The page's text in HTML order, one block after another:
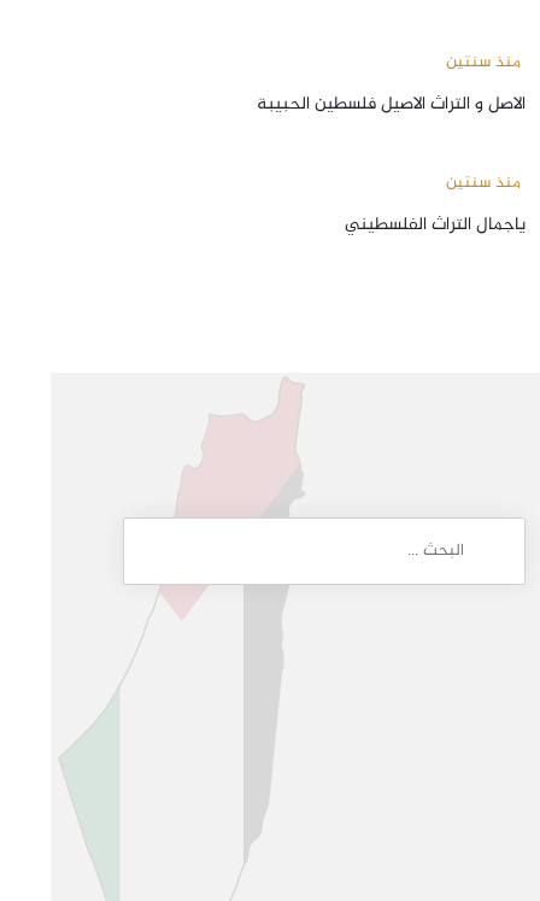
منذ سنتين
الاصل و التراث الاصيل فلسطين الحبيبة
منذ سنتين
ياجمال التراث الفلسطيني